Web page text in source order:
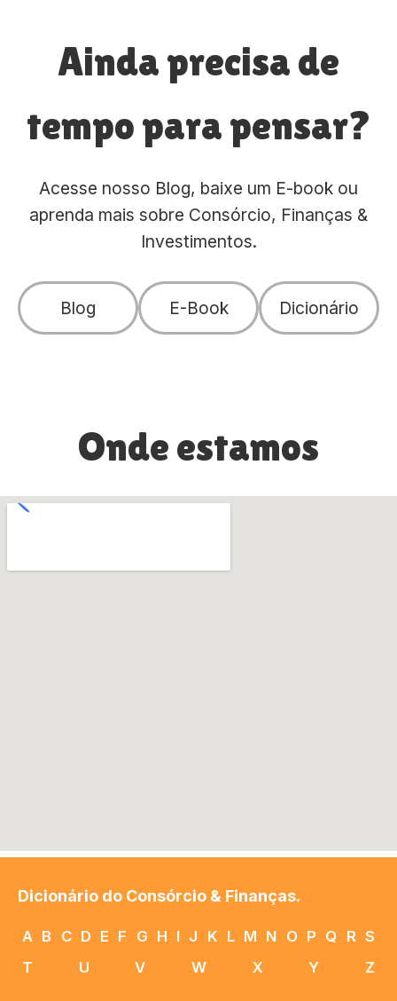
Ainda precisa de
tempo para pensar?
Acesse nosso Blog, baixe um E-book ou
aprenda mais sobre Consórcio, Finanças &
Investimentos.
Blog E-Book Dicionário
Onde estamos
Dicionário do Consórcio & Finanças.
A B C D E F G H I J K L M N O P Q R S
T
U V W X Y Z